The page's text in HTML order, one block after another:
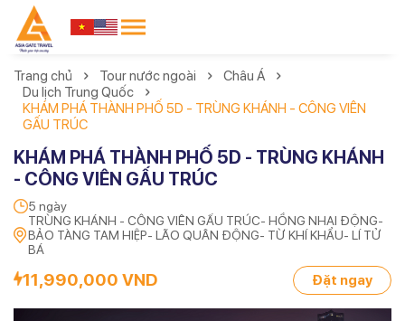
Trang chủ Tour nước ngoài
Châu Á
Du lịch Trung Quốc
KHÁM PHÁ THÀNH PHỐ 5D - TRÙNG KHÁNH - CÔNG VIÊN
GẤU TRÚC
KHÁM PHÁ THÀNH PHỐ 5D - TRÙNG KHÁNH
- CÔNG VIÊN GẤU TRÚC
5 ngày
TRÙNG KHÁNH - CÔNG VIÊN GẤU TRÚC- HỒNG NHAI ĐỘNG-
BẢO TÀNG TAM HIỆP- LÃO QUÂN ĐỘNG- TỪ KHÍ KHẨU- LÍ TỬ
BÁ
11,990,000 VND Đặt ngay